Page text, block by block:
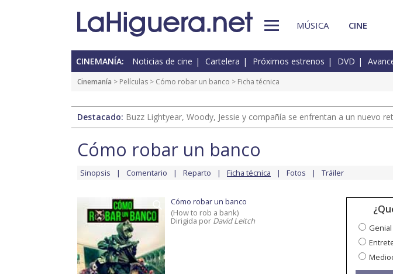
MÚSICA CINE
CINEMANÍA: Noticias de cine Cartelera Próximos estrenos DVD
Cinemanía > Películas > Cómo robar un banco > Ficha técnica
Destacado: Buzz Lightyear, Woody, Jessie y compañía se enfrentan a un nuevo
Cómo robar un banco
Sinopsis Comentario Reparto Ficha técnica Fotos Tráiler
Cómo robar un banco
(How to rob a bank)
Dirigida por David Leitch
Genial